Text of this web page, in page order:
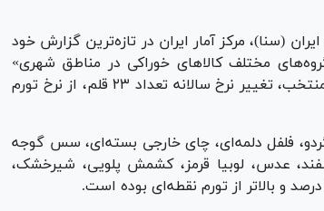
(سنا)، مرکز آمار ایران در تازه‌ترین گزارش خود
مختلف کالا‌های خوراکی در مناطق شهری»
اعلام کرد: در شهریور ماه امسال از میان ۵۳ قلم خوراکی منتخب، تغییر نرخ سالانه تعداد ۲۳ قلم، از نرخ تورم
فلفل دلمه‌ای، چای خارجی بسته‌ای، سس گوجه
عدس، لوبیا قرمز، کشمش پلویی، شیرخشک،